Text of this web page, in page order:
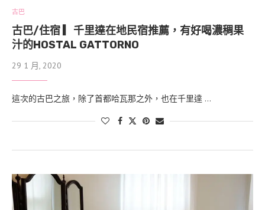
古巴
古巴/住宿 ▎千里達在地民宿推薦，有好喝濃稠果
汁的HOSTAL GATTORNO
29 1 月, 2020
這次的古巴之旅，除了首都哈瓦那之外，也在千里達 …